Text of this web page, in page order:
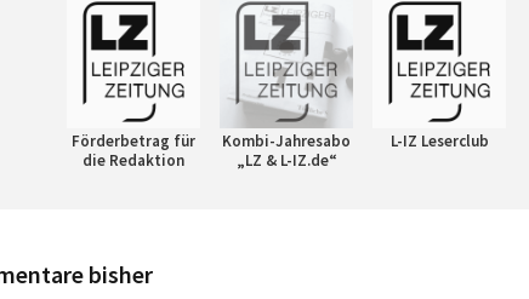
Förderbetrag für
die Redaktion
Kombi-Jahresabo
„LZ & L-IZ.de“
L-IZ Leserclub
bisher